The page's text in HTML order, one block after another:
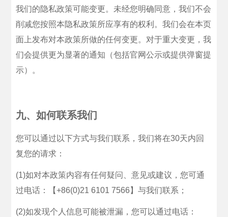
我们的隐私政策可能变更。未经您明确同意，我们不会
削减您按照本隐私政策所应享有的权利。我们会在本页
面上发布对本政策所做的任何变更。对于重大变更，我
们会提供更为显著的通知（包括官网公示或提供弹窗提
示）。
九、如何联系我们
您可以通过以下方式与我们联系，我们将在30天内回
复您的请求：
(1)如对本政策内容有任何疑问、意见或建议，您可通
过电话：【+86(0)21 6101 7566】与我们联系；
(2)如发现个人信息可能被泄漏，您可以通过电话：